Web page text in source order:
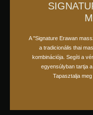
A "Signature Erawan
a tradicionális thai
kombinációja. Segíti a
egyensúlyban tartja
Tapasztalja